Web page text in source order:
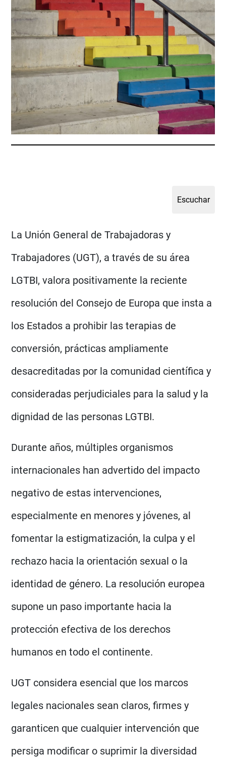
La Unión General de Trabajadoras y
Trabajadores (UGT), a través de su área
LGTBI, valora positivamente la reciente
resolución del Consejo de Europa que insta a
los Estados a prohibir las terapias de
conversión, prácticas ampliamente
desacreditadas por la comunidad científica y
consideradas perjudiciales para la salud y la
dignidad de las personas LGTBI.
Durante años, múltiples organismos
internacionales han advertido del impacto
negativo de estas intervenciones,
especialmente en menores y jóvenes, al
fomentar la estigmatización, la culpa y el
rechazo hacia la orientación sexual o la
identidad de género. La resolución europea
supone un paso importante hacia la
protección efectiva de los derechos
humanos en todo el continente.
UGT considera esencial que los marcos
legales nacionales sean claros, firmes y
garanticen que cualquier intervención que
persiga modificar o suprimir la diversidad